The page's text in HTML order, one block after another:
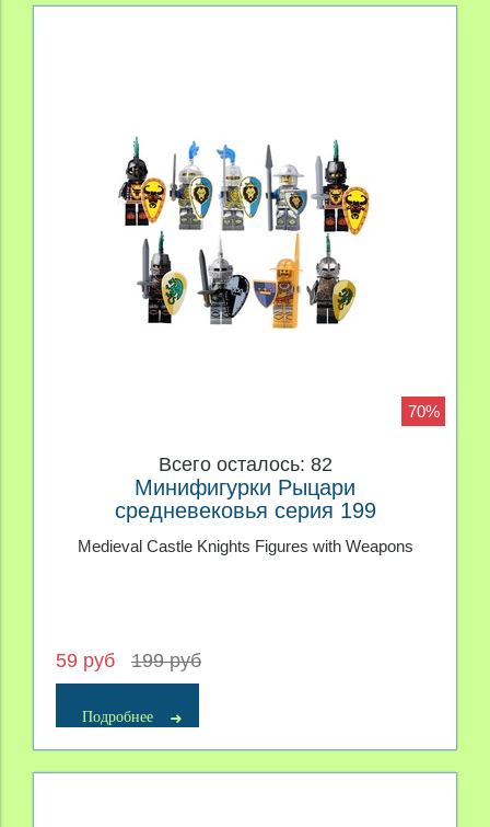
70%
Всего осталось: 82
Минифигурки Рыцари
средневековья серия 199
Medieval Castle Knights Figures with Weapons
59 руб 199 руб
Подробнее